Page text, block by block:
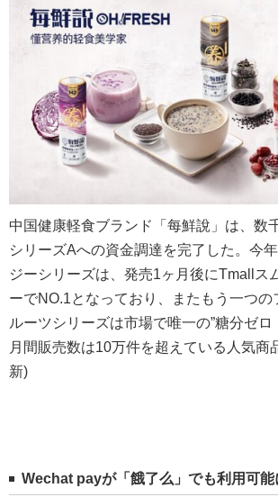
中国健康軽食ブランド「每鮮說」は、数
シリーズAへの資金調達を完了した。今
ジーシリーズは、発売1ヶ月後にTmallス
ーでNO.1となっており、またもう一つの
ルーツシリーズは市場で唯一の”糖分ゼロ
月間販売数は10万件を超えている人気商
新)
Wechat payが「餓了么」でも利用可能